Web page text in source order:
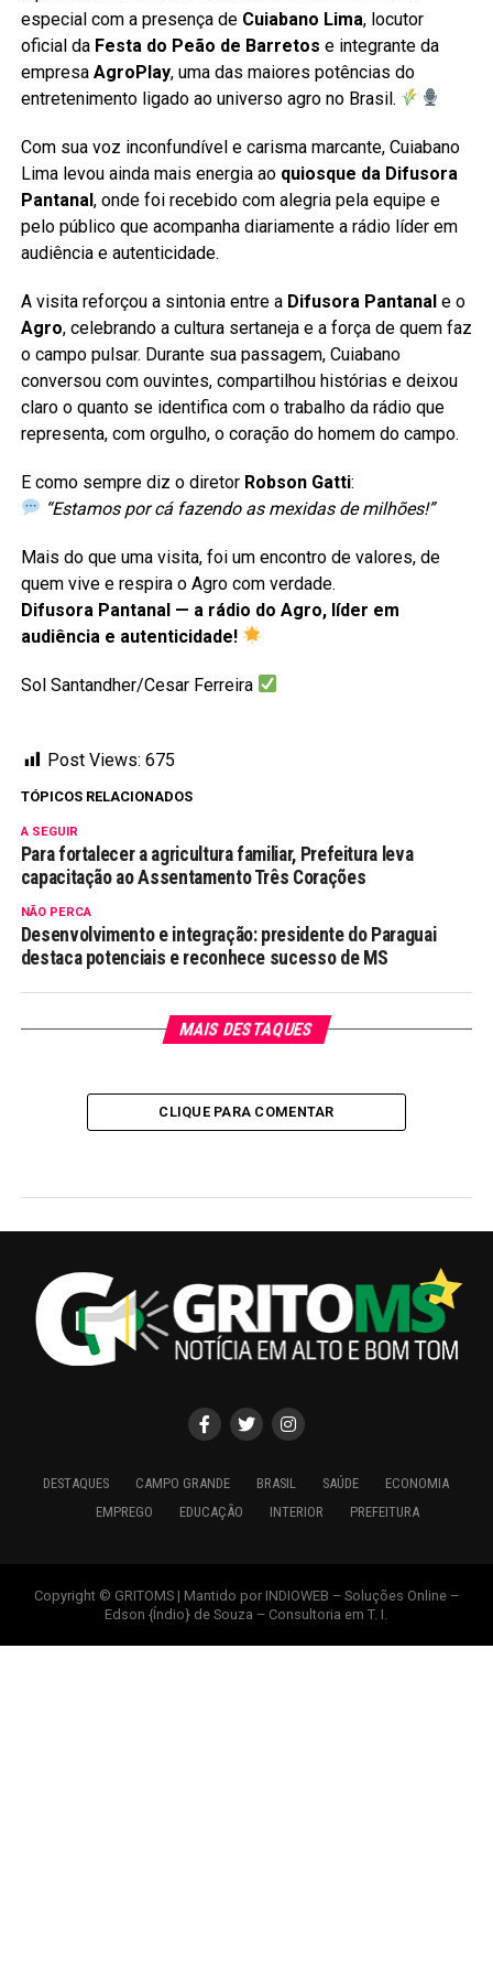
especial com a presença de Cuiabano Lima, locutor
oficial da Festa do Peão de Barretos e integrante da
empresa AgroPlay, uma das maiores potências do
entretenimento ligado ao universo agro no Brasil.
Com sua voz inconfundível e carisma marcante, Cuiabano
Lima levou ainda mais energia ao quiosque da Difusora
Pantanal, onde foi recebido com alegria pela equipe e
pelo público que acompanha diariamente a rádio líder em
audiência e autenticidade.
A visita reforçou a sintonia entre a Difusora Pantanale o
Agro, celebrando a cultura sertaneja e a força de quem faz
o campo pulsar. Durante sua passagem, Cuiabano
conversou com ouvintes, compartilhou histórias e deixou
claro o quanto se identifica com o trabalho da rádio que
representa, com orgulho, o coração do homem do campo.
E como sempre diz o diretor Robson Gatti:
“Estamos por cá fazendo as mexidas de milhões!”
Mais do que uma visita, foi um encontro de valores, de
quem vive e respira o Agro com verdade.
Difusora Pantanal — a rádio do Agro, líder em
audiência e autenticidade!
Sol Santandher/Cesar Ferreira
Post Views: 675
TÓPICOS RELACIONADOS
A SEGUIR
Para fortalecer a agricultura familiar, Prefeitura leva
capacitação ao Assentamento Três Corações
NÃO PERCA
Desenvolvimento e integração: presidente do Paraguai
destaca potenciais e reconhece sucesso de MS
MAIS DESTAQUES
CLIQUE PARA COMENTAR
DESTAQUES CAMPO GRANDE BRASIL SAÚDE
ECONOMIA
EMPREGO
EDUCAÇÃO INTERIOR PREFEITURA
Copyright © GRITOMS | Mantido por INDIOWEB – Soluções Online –
Edson {Índio} de Souza – Consultoria em T. I.